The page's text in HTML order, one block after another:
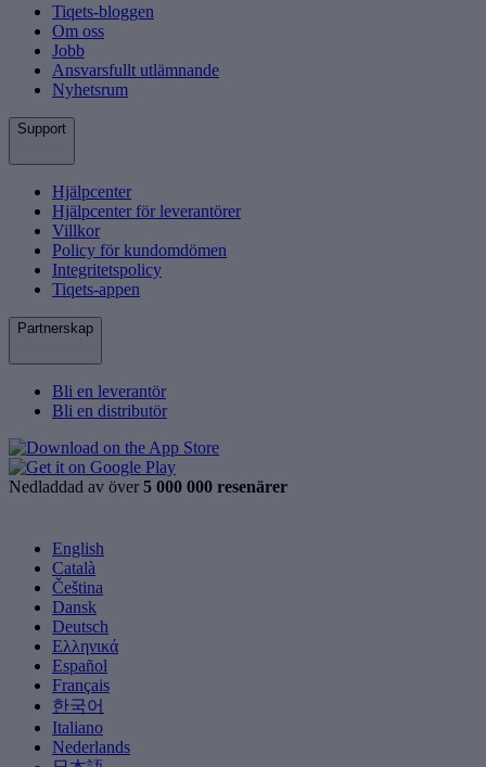
Tiqets-bloggen
Om oss
Jobb
Ansvarsfullt utlämnande
Nyhetsrum
Support
Hjälpcenter
Hjälpcenter för leverantörer
Villkor
Policy för kundomdömen
Integritetspolicy
Tiqets-appen
Partnerskap
Bli en leverantör
Bli en distributör
Nedladdad av över 5 000 000 resenärer
English
Català
Čeština
Dansk
Deutsch
Ελληνικά
Español
Français
한국어
Italiano
Nederlands